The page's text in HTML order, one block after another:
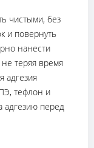
чистыми, без
и повернуть
нанести
теряя время
адгезия
тефлон и
адгезию перед